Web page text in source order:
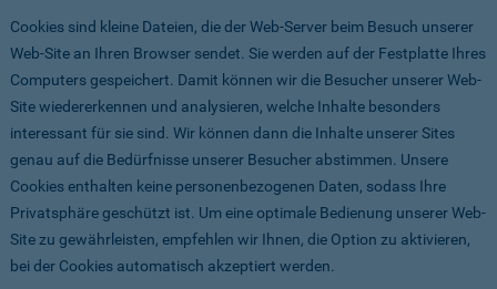
Cookies sind kleine Dateien, die der Web-Server beim Besuch unserer
Web-Site an Ihren Browser sendet. Sie werden auf der Festplatte Ihres
Computers gespeichert. Damit können wir die Besucher unserer Web-
Site wiedererkennen und analysieren, welche Inhalte besonders
interessant für sie sind. Wir können dann die Inhalte unserer Sites
genau auf die Bedürfnisse unserer Besucher abstimmen. Unsere
Cookies enthalten keine personenbezogenen Daten, sodass Ihre
Privatsphäre geschützt ist. Um eine optimale Bedienung unserer Web-
Site zu gewährleisten, empfehlen wir Ihnen, die Option zu aktivieren,
bei der Cookies automatisch akzeptiert werden.